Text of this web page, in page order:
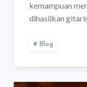
kemampuan
dihasilkan
Blog